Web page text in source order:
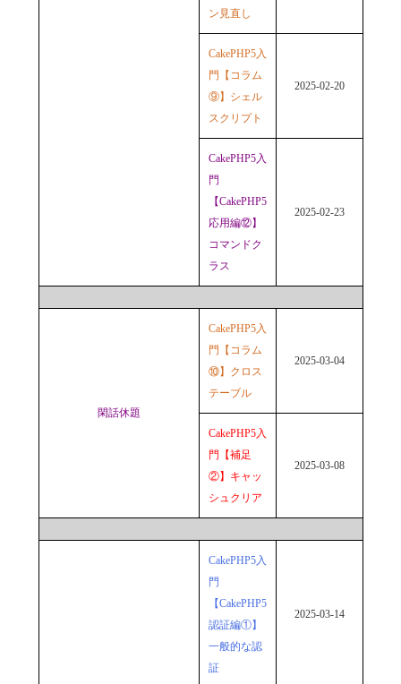
ン見直し
CakePHP5入
門【コラム
⑨】シェル
スクリプト
2025-02-20
CakePHP5入
門
【CakePHP5
応用編⑫】
コマンドク
ラス
2025-02-23
閑話休題
CakePHP5入
門【コラム
⑩】クロス
テーブル
2025-03-04
CakePHP5入
門【補足
②】キャッ
シュクリア
2025-03-08
CakePHP5入
門
【CakePHP5
認証編①】
一般的な認
証
2025-03-14